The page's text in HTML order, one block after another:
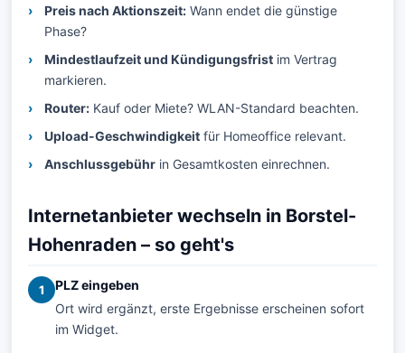
Preis nach Aktionszeit: Wann endet die günstige
Phase?
Mindestlaufzeit und Kündigungsfrist im Vertrag
markieren.
Router: Kauf oder Miete? WLAN-Standard beachten.
Upload-Geschwindigkeit für Homeoffice relevant.
Anschlussgebühr in Gesamtkosten einrechnen.
Internetanbieter wechseln in Borstel-
Hohenraden – so geht's
1
PLZ eingeben
Ort wird ergänzt, erste Ergebnisse erscheinen sofort
im Widget.